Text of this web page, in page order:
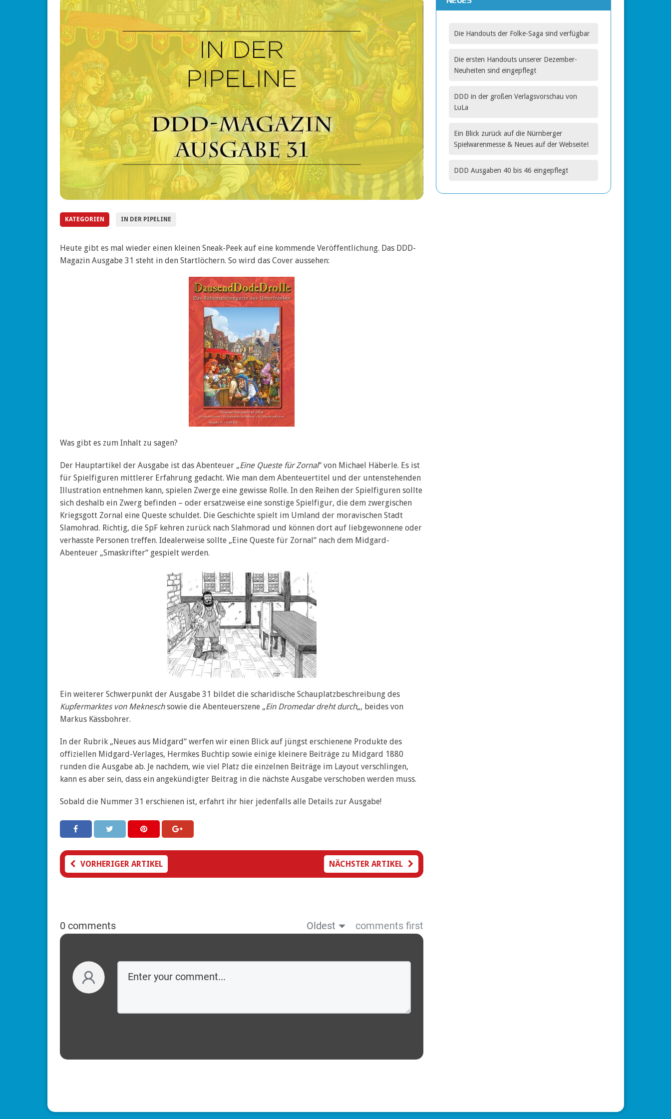
Die Handouts der Folke-Saga sind verfügbar
18. FEBRUAR 2025
KATEGORIEN IN DER PIPELINE
Heute gibt es mal wieder einen kleinen Sneak-Peek auf eine kommende Veröffentlichung. Das DDD-
Magazin Ausgabe 31 steht in den Startlöchern. So wird das Cover aussehen:
Was gibt es zum Inhalt zu sagen?
Der Hauptartikel der Ausgabe ist das Abenteuer „Eine Queste für Zornal“ von Michael Häberle. Es ist
für Spielfiguren mittlerer Erfahrung gedacht. Wie man dem Abenteuertitel und der untenstehenden
Illustration entnehmen kann, spielen Zwerge eine gewisse Rolle. In den Reihen der Spielfiguren sollte
sich deshalb ein Zwerg befinden – oder ersatzweise eine sonstige Spielfigur, die dem zwergischen
Kriegsgott Zornal eine Queste schuldet. Die Geschichte spielt im Umland der moravischen Stadt
Slamohrad. Richtig, die SpF kehren zurück nach Slahmorad und können dort auf liebgewonnene oder
verhasste Personen treffen. Idealerweise sollte „Eine Queste für Zornal“ nach dem Midgard-
Abenteuer „Smaskrifter“ gespielt werden.
Ein weiterer Schwerpunkt der Ausgabe 31 bildet die scharidische Schauplatzbeschreibung des
Kupfermarktes von Mekneschsowie die Abenteuerszene „Ein Dromedar dreht durch„, beides von
Markus Kässbohrer.
In der Rubrik „Neues aus Midgard“ werfen wir einen Blick auf jüngst erschienene Produkte des
offiziellen Midgard-Verlages, Hermkes Buchtip sowie einige kleinere Beiträge zu Midgard 1880
runden die Ausgabe ab. Je nachdem, wie viel Platz die einzelnen Beiträge im Layout verschlingen,
kann es aber sein, dass ein angekündigter Beitrag in die nächste Ausgabe verschoben werden muss.
Sobald die Nummer 31 erschienen ist, erfahrt ihr hier jedenfalls alle Details zur Ausgabe!
VORHERIGER ARTIKEL NÄCHSTER ARTIKEL
0 comments Oldest comments first
Die Handouts der Folke-Saga sind verfügbar
Die ersten Handouts unserer Dezember-
Neuheiten sind eingepflegt
DDD in der großen Verlagsvorschau von
LuLa
Ein Blick zurück auf die Nürnberger
Spielwarenmesse & Neues auf der Webseite!
DDD Ausgaben 40 bis 46 eingepflegt